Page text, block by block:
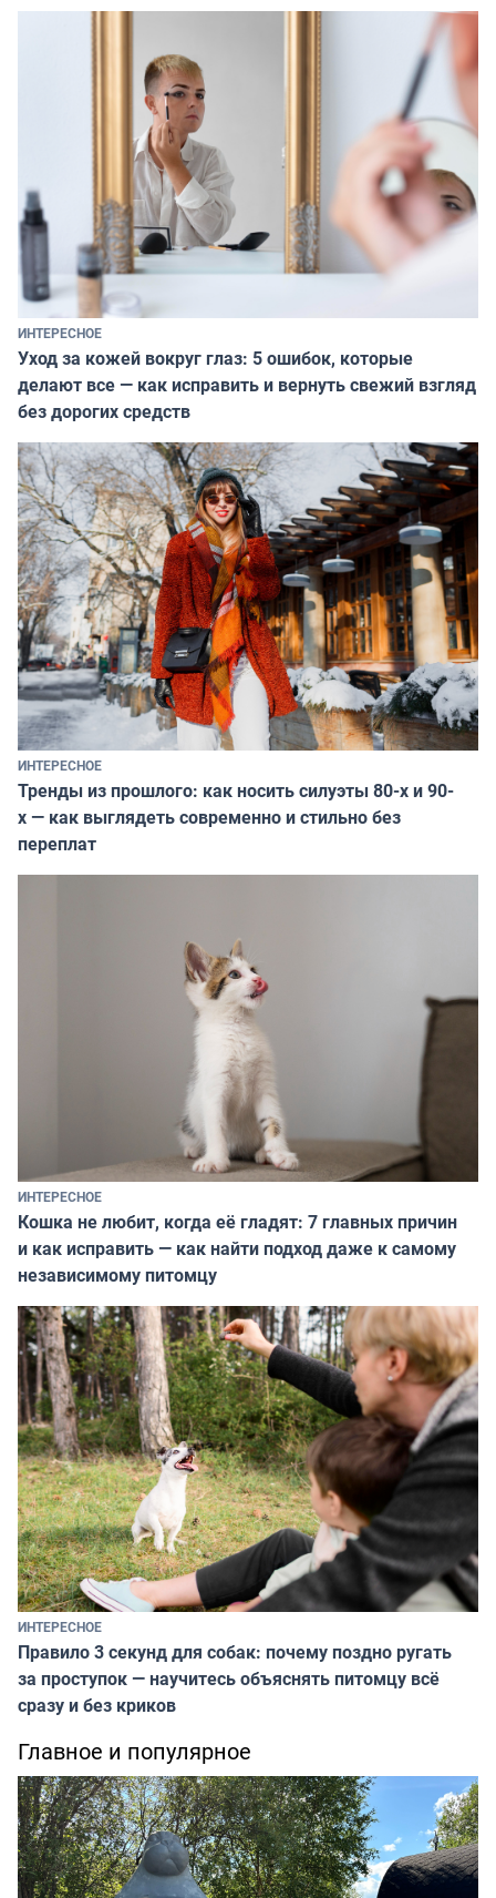
ИНТЕРЕСНОЕ
Уход за кожей вокруг глаз: 5 ошибок, которые
делают все — как исправить и вернуть свежий взгляд
без дорогих средств
ИНТЕРЕСНОЕ
Тренды из прошлого: как носить силуэты 80-х и 90-
х — как выглядеть современно и стильно без
переплат
ИНТЕРЕСНОЕ
Кошка не любит, когда её гладят: 7 главных причин
и как исправить — как найти подход даже к самому
независимому питомцу
ИНТЕРЕСНОЕ
Правило 3 секунд для собак: почему поздно ругать
за проступок — научитесь объяснять питомцу всё
сразу и без криков
Главное и популярное